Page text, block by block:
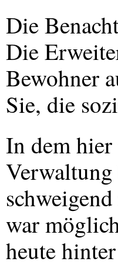
Die
Die
Bewohner
Sie, die
In dem
war
heute